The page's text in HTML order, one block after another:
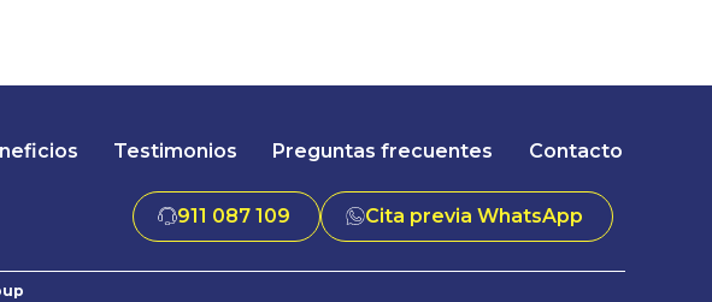
Testimonios Preguntas frecuentes Contacto
911 087 109 Cita previa WhatsApp